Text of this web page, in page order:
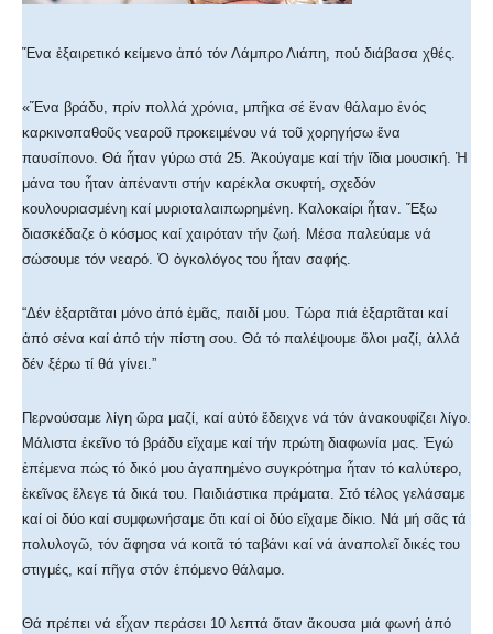
Ἕνα ἐξαιρετικό κείμενο ἀπό τόν Λάμπρο Λιάπη, πού διάβασα χθές.
«Ἕνα βράδυ, πρίν πολλά χρόνια, μπῆκα σέ ἕναν θάλαμο ἑνός
καρκινοπαθοῦς νεαροῦ προκειμένου νά τοῦ χορηγήσω ἕνα
παυσίπονο. Θά ἦταν γύρω στά 25. Ἀκούγαμε καί τήν ἴδια μουσική. Ἡ
μάνα του ἦταν ἀπέναντι στήν καρέκλα σκυφτή, σχεδόν
κουλουριασμένη καί μυριοταλαιπωρημένη. Καλοκαίρι ἦταν. Ἔξω
διασκέδαζε ὁ κόσμος καί χαιρόταν τήν ζωή. Μέσα παλεύαμε νά
σώσουμε τόν νεαρό. Ὁ ὀγκολόγος του ἦταν σαφής.
“Δέν ἐξαρτᾶται μόνο ἀπό ἐμᾶς, παιδί μου. Τώρα πιά ἐξαρτᾶται καί
ἀπό σένα καί ἀπό τήν πίστη σου. Θά τό παλέψουμε ὅλοι μαζί, ἀλλά
δέν ξέρω τί θά γίνει.”
Περνούσαμε λίγη ὥρα μαζί, καί αὐτό ἔδειχνε νά τόν ἀνακουφίζει λίγο.
Μάλιστα ἐκεῖνο τό βράδυ εἴχαμε καί τήν πρώτη διαφωνία μας. Ἐγώ
ἐπέμενα πώς τό δικό μου ἀγαπημένο συγκρότημα ἦταν τό καλύτερο,
ἐκεῖνος ἔλεγε τά δικά του. Παιδιάστικα πράματα. Στό τέλος γελάσαμε
καί οἱ δύο καί συμφωνήσαμε ὅτι καί οἱ δύο εἴχαμε δίκιο. Νά μή σᾶς τά
πολυλογῶ, τόν ἄφησα νά κοιτᾶ τό ταβάνι καί νά ἀναπολεῖ δικές του
στιγμές, καί πῆγα στόν ἑπόμενο θάλαμο.
Θά πρέπει νά εἶχαν περάσει 10 λεπτά ὅταν ἄκουσα μιά φωνή ἀπό